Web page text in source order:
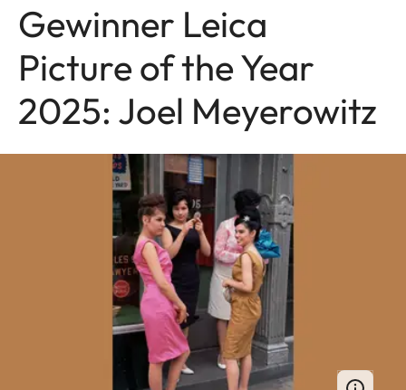
Gewinner Leica
Picture of the Year
2025: Joel Meyerowitz